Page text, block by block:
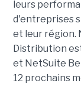
leurs
d'entreprises
et leur région.
Distribution
et NetSuite
12 prochains